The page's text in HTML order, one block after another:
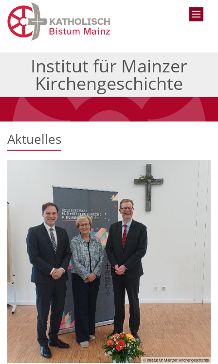
Institut für Mainzer
Kirchengeschichte
Aktuelles
© Institut für Mainzer Kirchengeschichte